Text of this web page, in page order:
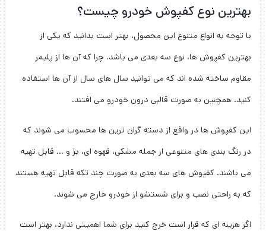
بهترین نوع کفپوش خودرو چیست؟
با توجه به انواع متنوع این محصول، بهتر است بدانید که یکی از
بهترین کفپوش ها، نوع سه بعدی می باشد. چرا که آن ها از پلیمر
مقاوم ساخته شده اند که می توانید سال های سال از آن ها استفاده
کنید. همچنین به صورت قالبی درون خودرو می افتند.
این کفپوش ها در واقع از دسته گران ترین ها محسوب می شوند که
در رنگ بندی های متنوعی از جمله مشکی، قهوه ای، بژ و … قابل تهیه
می باشند. کفپوش های سه بعدی به صورت چند تکه قابل تهیه هستند
که به راحتی نصب و برای شستشو از خودرو خارج می شوند.
اگر هزینه ای که قرار است خرج کنید برای شما اهمیتی ندارد، بهتر است